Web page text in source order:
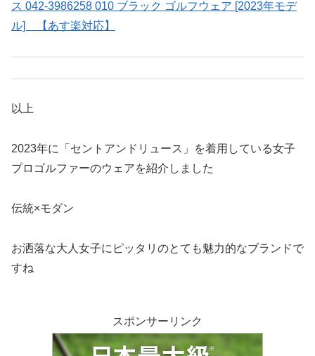
ス 042-3986258 010 ブラック ゴルフウェア [2023年モデ
ル] 【あす楽対応】
以上
2023年に「セントアンドリュース」を着用している女子
プロゴルファーのウェアを紹介しました
伝統×モダン
お洒落な大人女子にピッタリのとても魅力的なブランドで
すね
スポンサーリンク